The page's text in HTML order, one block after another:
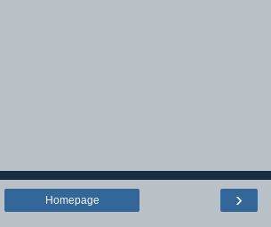
›
Homepage